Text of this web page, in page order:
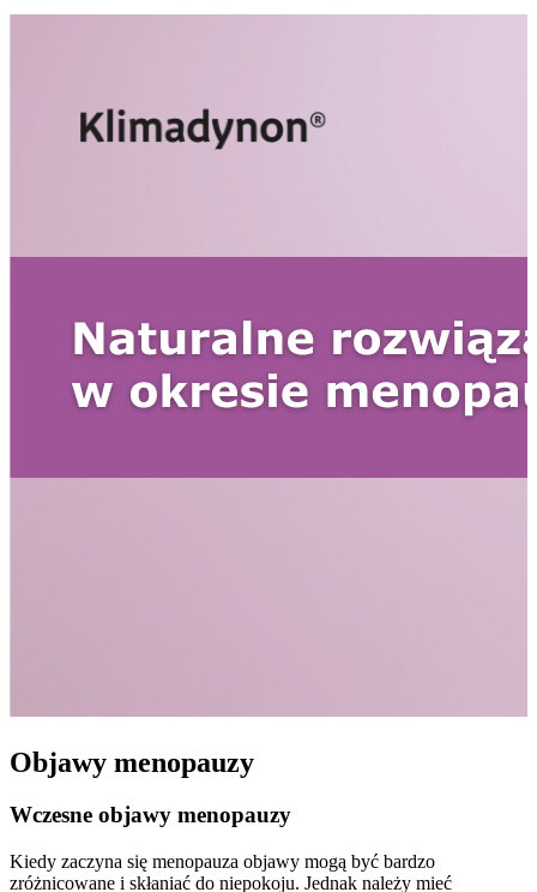
Objawy menopauzy
Wczesne objawy menopauzy
Kiedy zaczyna się menopauza objawy mogą być bardzo
zróżnicowane i skłaniać do niepokoju. Jednak należy mieć